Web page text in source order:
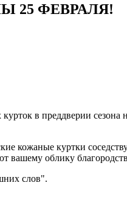
25 ФЕВРАЛЯ!
в преддверии
кожаные куртки
вашему облику
слов".